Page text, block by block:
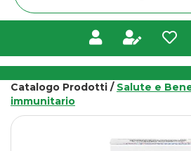
Catalogo Prodotti / Salute e
immunitario